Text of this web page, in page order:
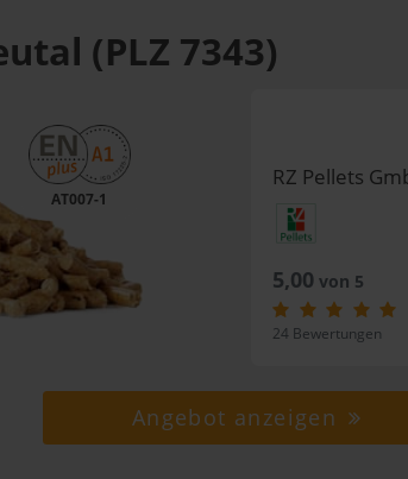
(PLZ 7343)
AT007-1
RZ Pellets
5,00 von 5
24 Bewertungen
Angebot anzeigen